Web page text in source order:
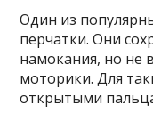
Один из
перчатки. Они
намокания, но не
моторики. Для
открытыми